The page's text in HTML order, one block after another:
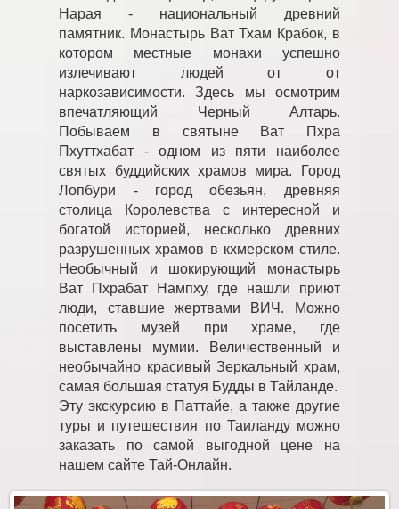
Нарая - национальный древний
памятник. Монастырь Ват Тхам Крабок, в
котором местные монахи успешно
излечивают людей от от
наркозависимости. Здесь мы осмотрим
впечатляющий Черный Алтарь.
Побываем в святыне Ват Пхра
Пхуттхабат - одном из пяти наиболее
святых буддийских храмов мира. Город
Лопбури - город обезьян, древняя
столица Королевства с интересной и
богатой историей, несколько древних
разрушенных храмов в кхмерском стиле.
Необычный и шокирующий монастырь
Ват Пхрабат Нампху, где нашли приют
люди, ставшие жертвами ВИЧ. Можно
посетить музей при храме, где
выставлены мумии. Величественный и
необычайно красивый Зеркальный храм,
самая большая статуя Будды в Тайланде.
Эту экскурсию в Паттайе, а также другие
туры и путешествия по Таиланду можно
заказать по самой выгодной цене на
нашем сайте Тай-Онлайн.